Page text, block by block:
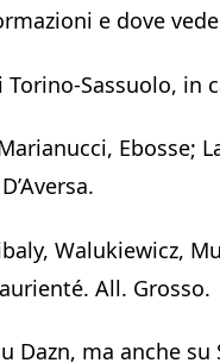
e dove
Sassuolo, in
Ebosse;
Walukiewicz,
All. Grosso.
Dazn, ma anche su